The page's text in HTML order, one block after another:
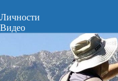
Личности
Видео